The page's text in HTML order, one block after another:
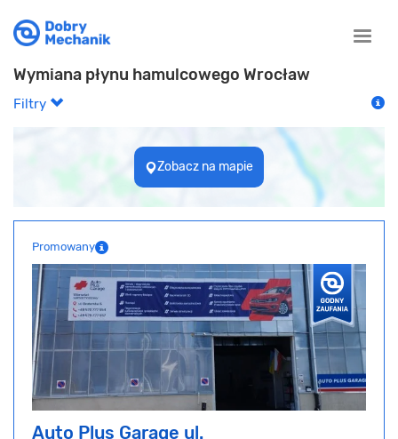
Toggle
Wymiana płynu hamulcowego Wrocław
Filtry
Zobacz na mapie
Promowany
Auto Plus Garage ul.